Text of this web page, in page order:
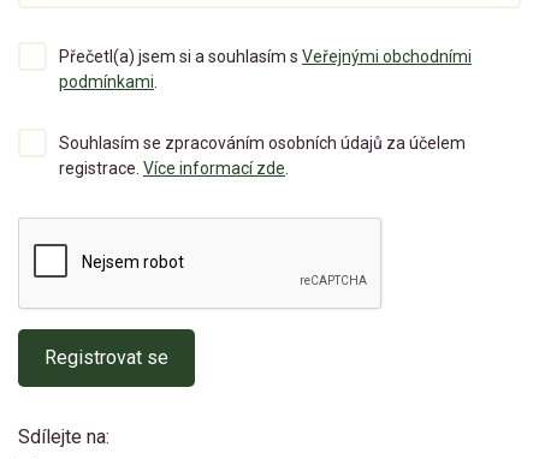
Přečetl(a) jsem si a souhlasím s Veřejnými obchodními
podmínkami.
Souhlasím se zpracováním osobních údajů za účelem
registrace. Více informací zde.
Registrovat se
Sdílejte na: